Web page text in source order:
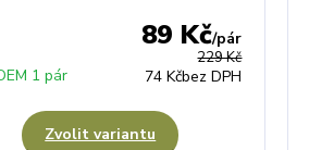
229 Kč
89 Kč/pár
74 Kčbez DPH
1 pár
Zvolit variantu